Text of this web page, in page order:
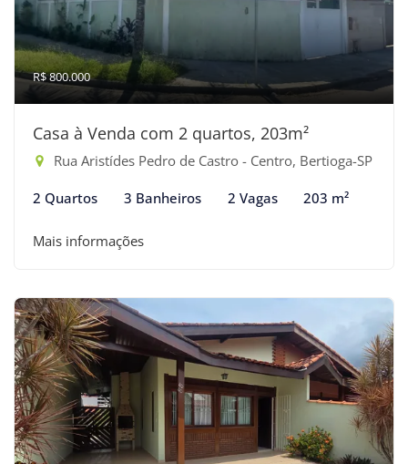
R$ 800.000
Casa à Venda com 2 quartos, 203m²
Rua Aristídes Pedro de Castro - Centro, Bertioga-SP
2 Quartos 3 Banheiros 2 Vagas 203 m²
Mais informações